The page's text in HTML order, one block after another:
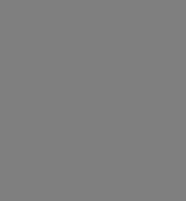
aanbevolen om
110°) zonder